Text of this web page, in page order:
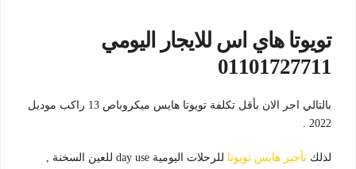
تويوتا هاي اس للايجار اليومي
01101727711
بالتالي اجر الان بأقل تكلفة تويوتا هايس ميكروباص 13 راكب موديل
2022 .
لذلك تأجير هايس تويوتا
للرحلات اليومية day use للعين السخنة ,